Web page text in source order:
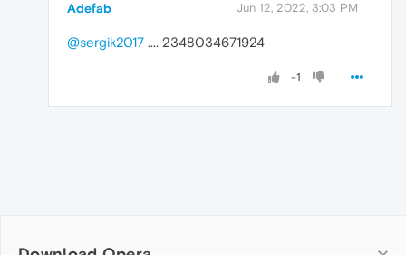
Adefab Jun 12, 2022, 3:03 PM
@sergik2017 .... 2348034671924
-1